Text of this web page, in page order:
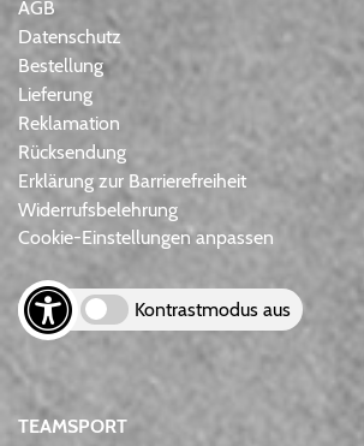
AGB
Datenschutz
Bestellung
Lieferung
Reklamation
Rücksendung
Erklärung zur Barrierefreiheit
Widerrufsbelehrung
Cookie-Einstellungen anpassen
Kontrastmodus aus
TEAMSPORT